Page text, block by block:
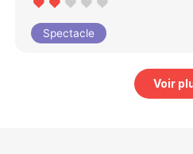
Spectacle
Voir